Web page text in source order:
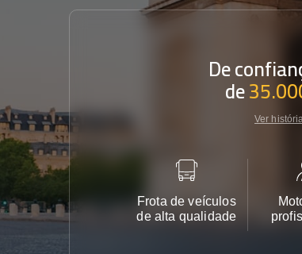
De
de
Ver
Frota de veículos
de alta qualidade